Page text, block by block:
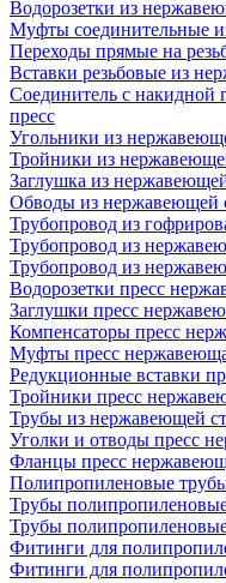
Водорозетки из
Муфты соединительные
Переходы прямые на
Вставки резьбовые из
Соединитель с накидной
пресс
Угольники из
Тройники из
Заглушка из
Обводы из нержавеющей
Трубопровод из
Трубопровод из
Трубопровод из
Водорозетки пресс
Заглушки пресс
Компенсаторы пресс
Муфты пресс
Редукционные вставки
Тройники пресс
Трубы из нержавеющей
Уголки и отводы пресс
Фланцы пресс
Полипропиленовые
Трубы
Трубы
Фитинги для
Фитинги для